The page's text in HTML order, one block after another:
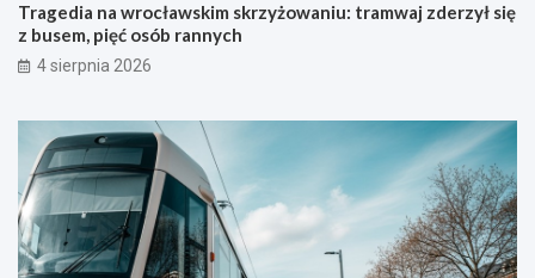
Tragedia na wrocławskim skrzyżowaniu: tramwaj zderzył się
z busem, pięć osób rannych
4 sierpnia 2026